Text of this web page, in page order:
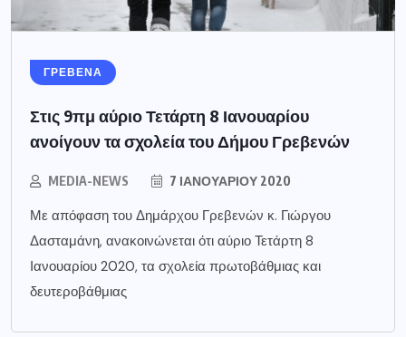
ΓΡΕΒΕΝΑ
Στις 9πμ αύριο Τετάρτη 8 Ιανουαρίου
ανοίγουν τα σχολεία του Δήμου Γρεβενών
MEDIA-NEWS 7 ΙΑΝΟΥΑΡΊΟΥ 2020
Με απόφαση του Δημάρχου Γρεβενών κ. Γιώργου
Δασταμάνη, ανακοινώνεται ότι αύριο Τετάρτη 8
Ιανουαρίου 2020, τα σχολεία πρωτοβάθμιας και
δευτεροβάθμιας